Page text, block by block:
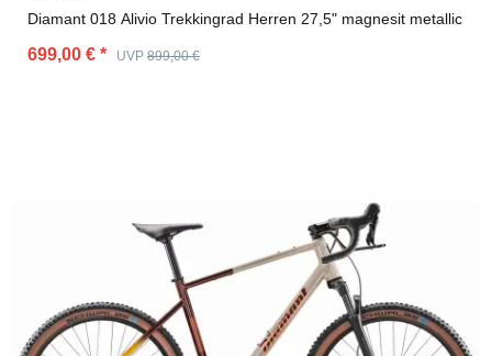
Diamant 018 Alivio Trekkingrad Herren 27,5" magnesit metallic
699,00 € * UVP 899,00 €